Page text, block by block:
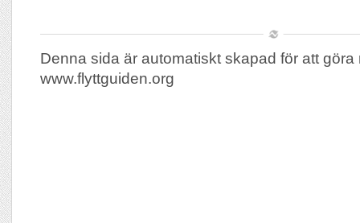
Denna sida är automatiskt skapad för att göra
www.flyttguiden.org